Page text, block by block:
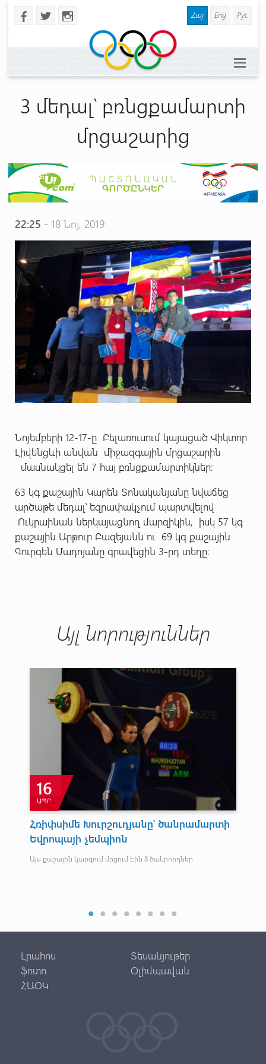
b a x Հայ Eng Рус
3 մեդալ՝ բռնցքամարտի
մրցաշարից
22:25 - 18 Նոյ, 2019
Նոյեմբերի 12-17-ը Բելառուսում կայացած Վիկտոր
Լիվենցևի անվան միջազգային մրցաշարին
մասնակցել են 7 հայ բռնցքամարտիկներ։
63 կգ քաշային Կարեն Տոնականյանը նվաճեց
արծաթե մեդալ՝ եզրափակչում պարտվելով
Ուկրաինան ներկայացնող մարզիկին, իսկ 57 կգ
քաշային Արթուր Բազեյանն ու 69 կգ քաշային
Գուրգեն Մադոյանը գրավեցին 3-րդ տեղը։
Այլ նորություններ
16
ԱՊՐ
Հռիփսիմե Խուրշուդյանը՝ ծանրամարտի
Եվրոպայի չեմպիոն
Այս քաշային կարգում մրցում էին 8 ծանրորդներ
Լրահոս
Տեսանյութեր
ֆոտո
Օլիմպավան
ՀԱՕԿ